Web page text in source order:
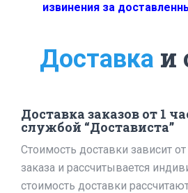
извинения за
Доставка и
Доставка заказов от 1
службой “Достависта”
Стоимость доставки зависит
заказа и рассчитывается
стоимость доставки